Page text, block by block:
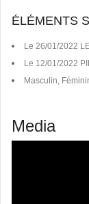
ÉLÉMENTS
Le 26/01/2022
Le 12/01/2022
Masculin,
Media